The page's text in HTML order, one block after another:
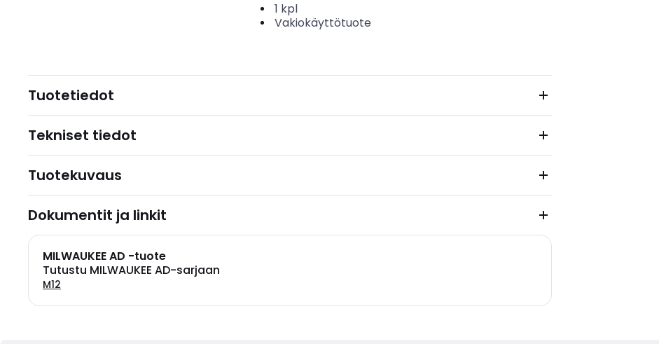
1 kpl
Vakiokäyttötuote
Tuotetiedot
Tekniset tiedot
Tuotekuvaus
Dokumentit ja linkit
MILWAUKEE AD -tuote
Tutustu MILWAUKEE AD-sarjaan
M12